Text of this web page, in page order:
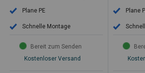
Plane PE
Schnelle Montage
Bereit zum Senden
Kostenloser Versand
Plane